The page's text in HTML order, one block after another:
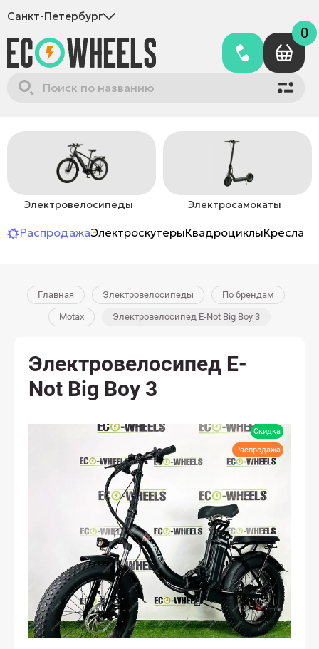
Санкт-Петербург
0
Электровелосипеды Электросамокаты
РаспродажаЭлектроскутерыКвадроциклыКресла-
Главная Электровелосипеды По брендам
Motax Электровелосипед E-Not Big Boy 3
Электровелосипед E-
Not Big Boy 3
Скидка
Распродажа